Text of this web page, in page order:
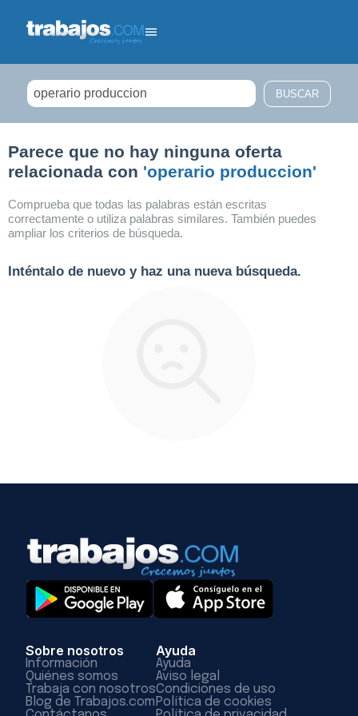
Parece que no hay ninguna oferta
relacionada con 'operario produccion'
Comprueba que todas las palabras están escritas
correctamente o utiliza palabras similares. También puedes
ampliar los criterios de búsqueda.
Inténtalo de nuevo y haz una nueva búsqueda.
Sobre nosotros
Información
Quiénes somos
Trabaja con nosotros
Blog de Trabajos.com
Ayuda
Ayuda
Aviso legal
Condiciones de uso
Política de cookies